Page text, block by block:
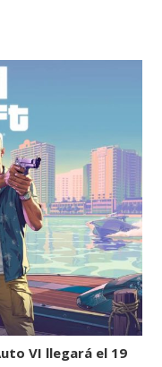
VI llegará el 19